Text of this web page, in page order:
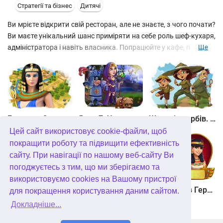
Цей сайт використовує cookie-файли, щоб
покращити роботу та підвищити ефективність
сайту. При навігації по нашому веб-сайту Ви
погоджуєтесь з тим, що ми зберігаємо та
використовуємо cookies на Вашому пристрої
для покращення користування даним сайтом.
Докладніше...
Стратегії та бізнес Дитячі
Ви мрієте відкрити свій ресторан, але не знаєте, з чого почати?
Ви маєте унікальний шанс приміряти на себе роль шеф-кухаря,
адміністратора і навіть власника. Попрацюйте у кафе, піцерії чи
іміджем закладу, розробіть маркетингову кампанію.
Дізнайтеся, як залучити більше відвідувачів та відкрити
респектабельний ресторан, потрапити до якого можна буде
лише за записом.
Скачати безкоштовно Веселий кухар 3
Ще
Шукачі скарбів. Камінь душі
Шукачі скарбів. Сніжна королева. колекційне видання Алісія Квотермейн 3. Таємниця палаючого золота. колекційне видання 12 подвигів Геракла. Як я зустрів Мегару. колекційне видання